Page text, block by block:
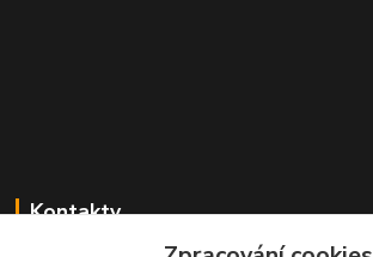
Kontakty